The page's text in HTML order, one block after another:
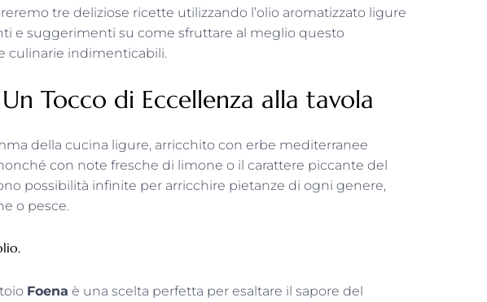
tre deliziose ricette utilizzando l’olio aromatizzato ligure
e suggerimenti su come sfruttare al meglio questo
culinarie indimenticabili.
Tocco di Eccellenza alla tavola
della cucina ligure, arricchito con erbe mediterranee
con note fresche di limone o il carattere piccante del
possibilità infinite per arricchire pietanze di ogni genere,
o pesce.
Foena è una scelta perfetta per esaltare il sapore del